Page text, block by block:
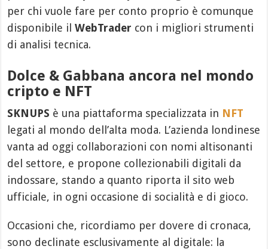
per chi vuole fare per conto proprio è comunque
disponibile ilWebTrader con i migliori strumenti
di analisi tecnica.
Dolce & Gabbana ancora nel mondo
cripto e NFT
SKNUPS è una piattaforma specializzata in NFT
legati al mondo dell’alta moda. L’azienda londinese
vanta ad oggi collaborazioni con nomi altisonanti
del settore, e propone collezionabili digitali da
indossare, stando a quanto riporta il sito web
ufficiale, in ogni occasione di socialità e di gioco.
Occasioni che, ricordiamo per dovere di cronaca,
sono declinate esclusivamente al digitale: la